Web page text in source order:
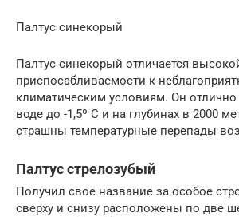
Палтус синекорый
Палтус синекорый отличается
приспосабливаемости к
климатическим условиям. Он отлично
воде до -1,5º С и на глубинах в 2000
страшны температурные перепады
Палтус стрелозубый
Получил свое название за особое
сверху и снизу расположены по две